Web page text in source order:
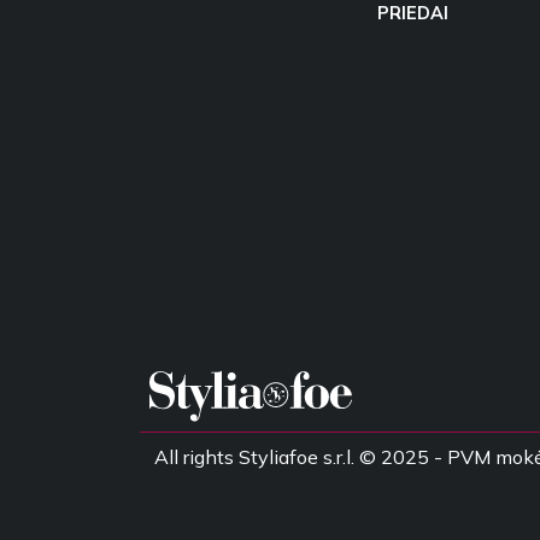
PRIEDAI
All rights Styliafoe s.r.l. © 2025 - PVM